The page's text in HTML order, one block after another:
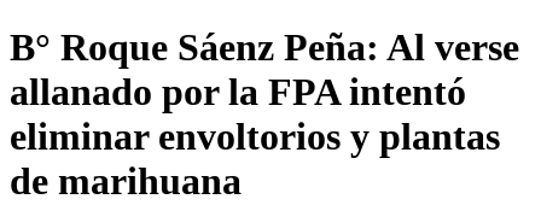
B° Roque Sáenz Peña: Al verse
allanado por la FPA intentó
eliminar envoltorios y plantas
de marihuana